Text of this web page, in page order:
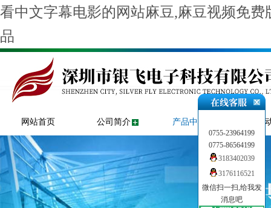
看中文字幕电影的网站麻豆,麻豆视频免
品
网站首页 公司简介 产品中心 新闻
0755-23964199
0775-86564199
3183402039
3176116521
微信扫一扫,给我发
消息吧